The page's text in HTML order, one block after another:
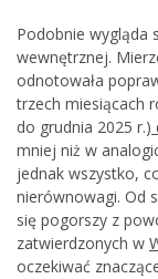
Podobnie wygląda
wewnętrznej.
odnotowała
trzech miesiącach
do grudnia 2025 r.)
mniej niż w
jednak wszystko,
nierównowagi. Od
się pogorszy z
zatwierdzonych w
oczekiwać